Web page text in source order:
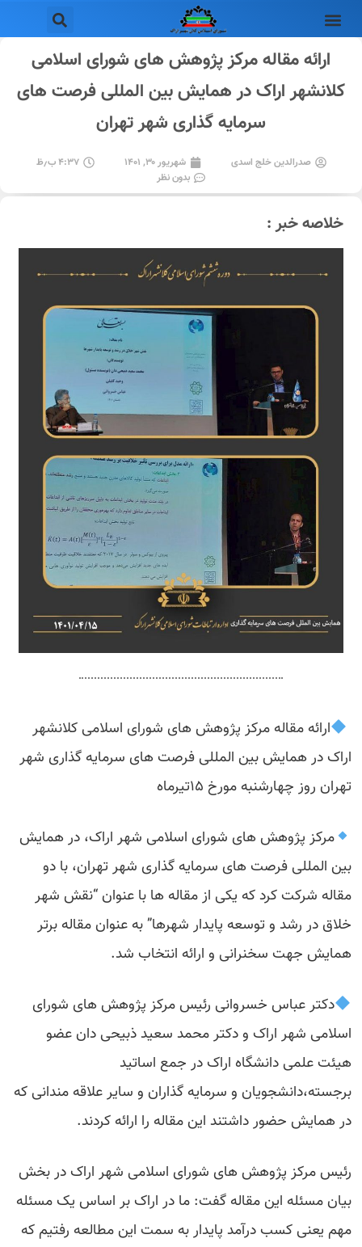
ارائه مقاله مرکز پژوهش های شورای اسلامی
کلانشهر اراک در همایش بین المللی فرصت های
سرمایه گذاری شهر تهران
صدرالدین خلج اسدی شهریور ۳۰, ۱۴۰۱
۴:۳۷ ب٫ظ
بدون نظر
خلاصه خبر :
ارائه مقاله مرکز پژوهش های شورای اسلامی کلانشهر
اراک در همایش بین المللی فرصت های سرمایه گذاری شهر
تهران روز چهارشنبه مورخ ۱۵تیرماه
مرکز پژوهش های شورای اسلامی شهر اراک، در همایش
بین المللی فرصت های سرمایه گذاری شهر تهران، با دو
مقاله شرکت کرد که یکی از مقاله ها با عنوان “نقش شهر
خلاق در رشد و توسعه پایدار شهرها” به عنوان مقاله برتر
همایش جهت سخنرانی و ارائه انتخاب شد.
دکتر عباس خسروانی رئیس مرکز پژوهش های شورای
اسلامی شهر اراک و دکتر محمد سعید ذبیحی دان عضو
هیئت علمی دانشگاه اراک در جمع اساتید
برجسته،دانشجویان و سرمایه گذاران و سایر علاقه مندانی که
در همایش حضور داشتند این مقاله را ارائه کردند.
رئیس مرکز پژوهش های شورای اسلامی شهر اراک در بخش
بیان مسئله این مقاله گفت: ما در اراک بر اساس یک مسئله
مهم یعنی کسب درآمد پایدار به سمت این مطالعه رفتیم که